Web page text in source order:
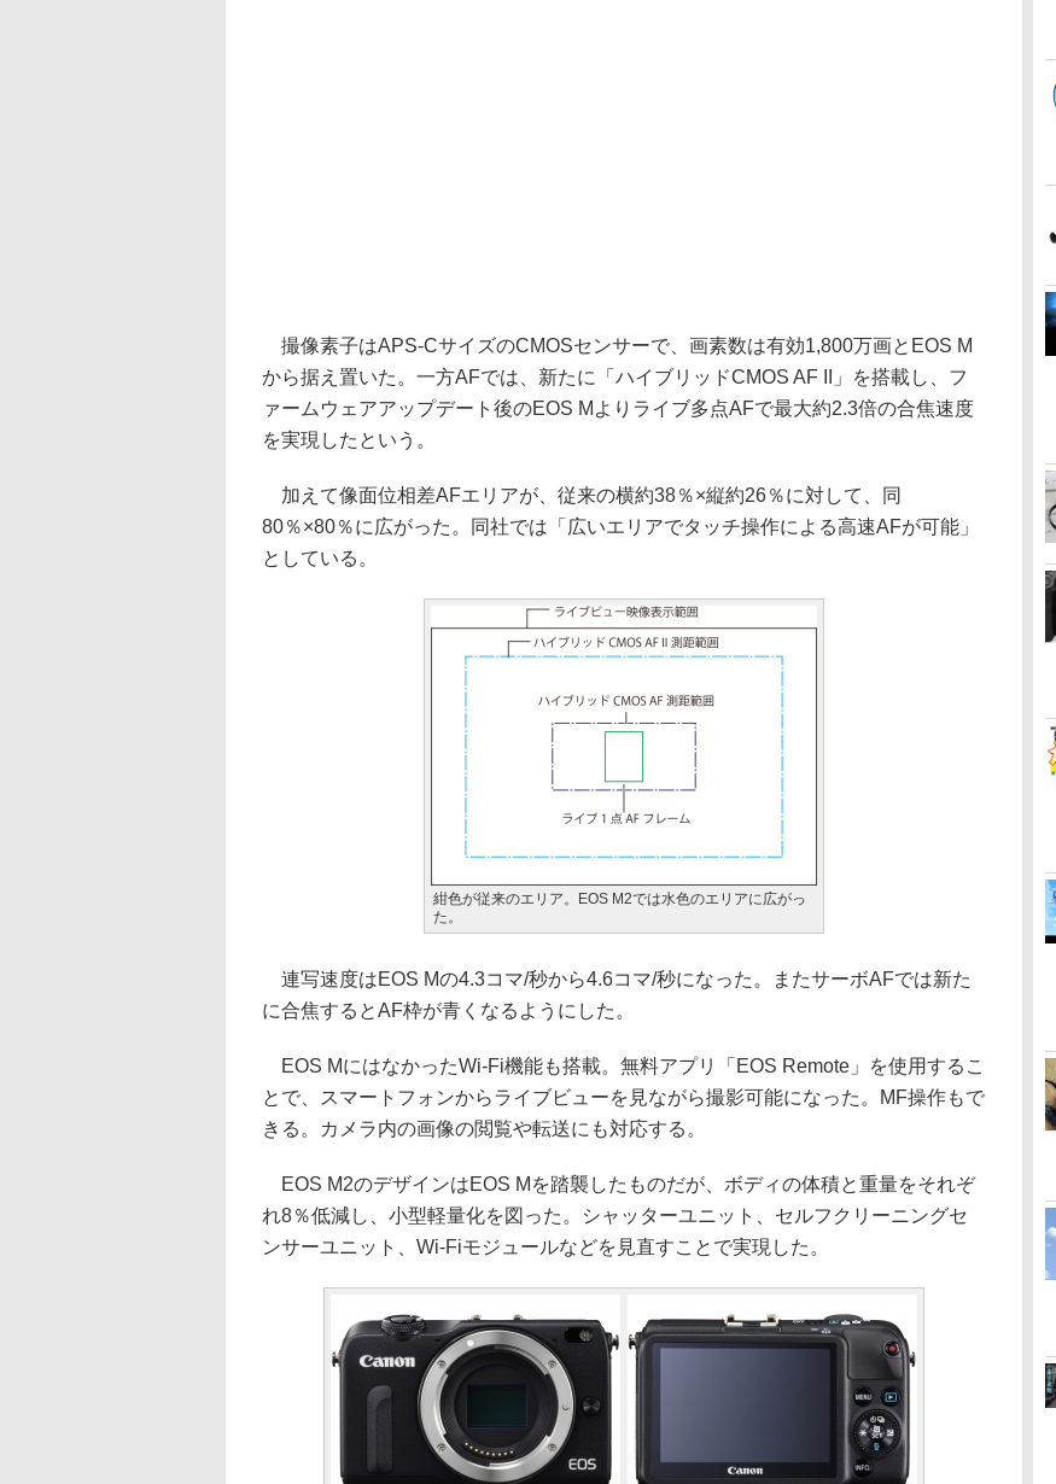
撮像素子はAPS-CサイズのCMOSセンサーで、画素数は有効1,800万画とEOS M
から据え置いた。一方AFでは、新たに「ハイブリッドCMOS AF II」を搭載し、フ
ァームウェアアップデート後のEOS Mよりライブ多点AFで最大約2.3倍の合焦速度
を実現したという。
加えて像面位相差AFエリアが、従来の横約38％×縦約26％に対して、同
80％×80％に広がった。同社では「広いエリアでタッチ操作による高速AFが可能」
としている。
紺色が従来のエリア。EOS M2では水色のエリアに広がっ
た。
連写速度はEOS Mの4.3コマ/秒から4.6コマ/秒になった。またサーボAFでは新た
に合焦するとAF枠が青くなるようにした。
EOS MにはなかったWi-Fi機能も搭載。無料アプリ「EOS Remote」を使用するこ
とで、スマートフォンからライブビューを見ながら撮影可能になった。MF操作もで
きる。カメラ内の画像の閲覧や転送にも対応する。
EOS M2のデザインはEOS Mを踏襲したものだが、ボディの体積と重量をそれぞ
れ8％低減し、小型軽量化を図った。シャッターユニット、セルフクリーニングセ
ンサーユニット、Wi-Fiモジュールなどを見直すことで実現した。